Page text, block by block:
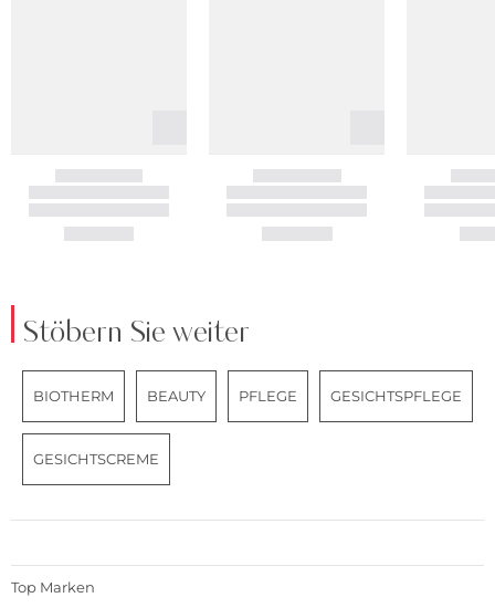
Stöbern Sie weiter
BIOTHERM BEAUTY PFLEGE GESICHTSPFLEGE
GESICHTSCREME
Top Marken